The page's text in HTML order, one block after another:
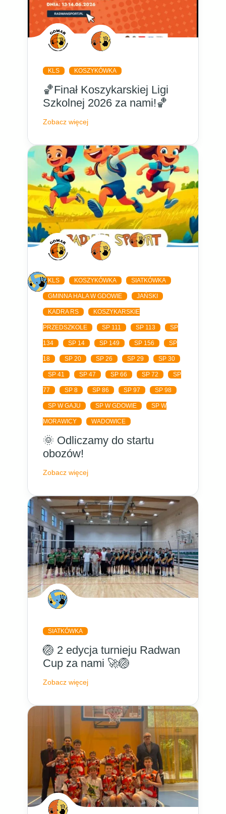
KLS KOSZYKÓWKA
🏀Finał Koszykarskiej Ligi
Szkolnej 2026 za nami!🏀
Zobacz więcej
KLS KOSZYKÓWKA SIATKÓWKA
GMINNA HALA W GDOWIE JAŃSKI
KADRA RS KOSZYKARSKIE
PRZEDSZKOLE SP 111 SP 113 SP
134 SP 14 SP 149 SP 156 SP
18 SP 20 SP 26 SP 29 SP 30
SP 41 SP 47 SP 66 SP 72 SP
77 SP 8 SP 86 SP 97 SP 98
SP W GAJU SP W GDOWIE SP W
MORAWICY WADOWICE
🌞 Odliczamy do startu
obozów!
Zobacz więcej
SIATKÓWKA
🏐 2 edycja turnieju Radwan
Cup za nami 🚀🏐
Zobacz więcej